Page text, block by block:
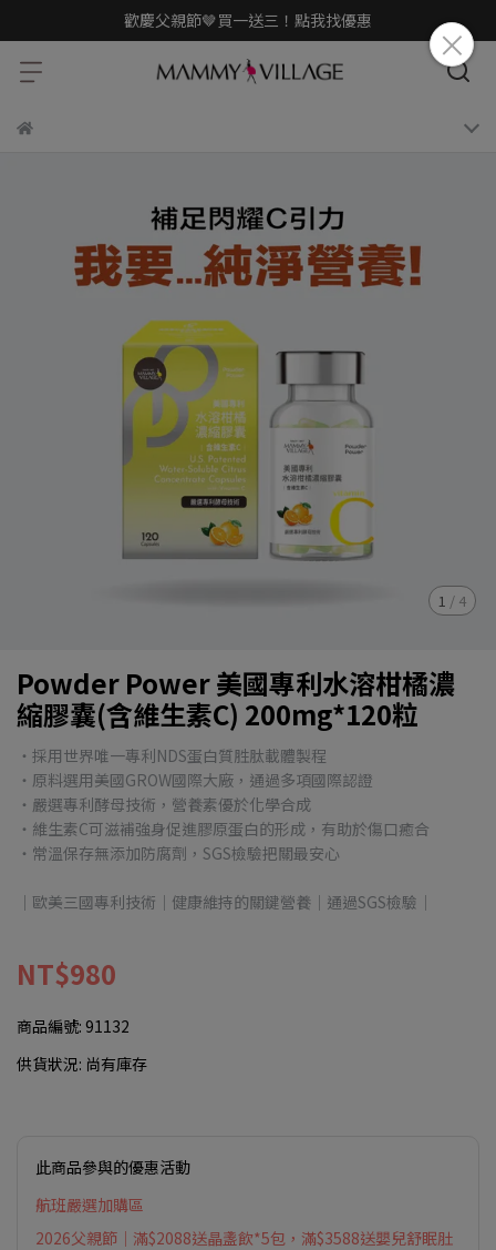
歡慶父親節🤎買一送三！點我找優惠
1 / 4
Powder Power 美國專利水溶柑橘濃
縮膠囊(含維生素C) 200mg*120粒
・採用世界唯一專利NDS蛋白質胜肽載體製程
・原料選用美國GROW國際大廠，通過多項國際認證
・嚴選專利酵母技術，營養素優於化學合成
・維生素C可滋補強身促進膠原蛋白的形成，有助於傷口癒合
・常溫保存無添加防腐劑，SGS檢驗把關最安心
｜歐美三國專利技術｜健康維持的關鍵營養｜通過SGS檢驗｜
NT$980
商品編號: 91132
供貨狀況: 尚有庫存
此商品參與的優惠活動
航班嚴選加購區
2026父親節｜滿$2088送晶盞飲*5包，滿$3588送嬰兒舒眠肚